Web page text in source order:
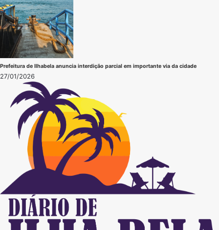
Prefeitura de Ilhabela anuncia interdição parcial em importante via da cidade
27/01/2026